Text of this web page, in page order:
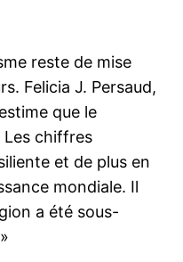
reste de mise
Felicia J. Persaud,
que le
chiffres
et de plus en
mondiale. Il
a été sous-